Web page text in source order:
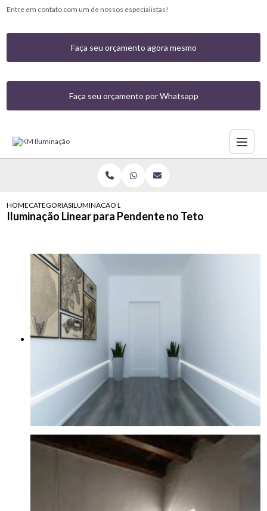
Entre em contato com um de nossos especialistas!
Faça seu orçamento agora mesmo
Faça seu orçamento por Whatsapp
HOMECATEGORIASILUMINACAO LINEAR PARA PENDENTE NO TETO
Iluminação Linear para Pendente no Teto